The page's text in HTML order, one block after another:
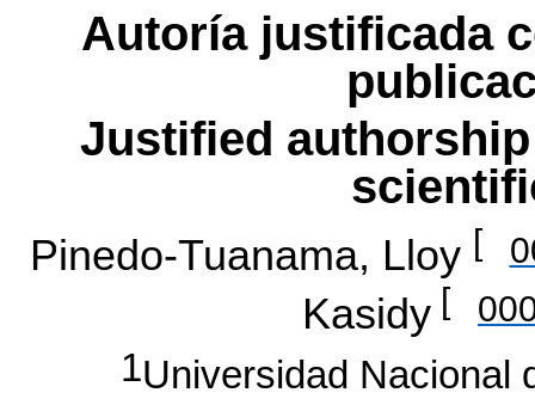
Autoría justificada
Justified
Pinedo-Tuanama, Lloy [
Kasidy [
1Universidad Nacional